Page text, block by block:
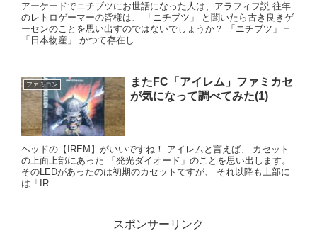
アーケードでニチブツにお世話になった人は、アラフィフ説 往年
のレトロゲーマーの皆様は、 「ニチブツ」 と聞いたら古き良きゲ
ーセンのことを思い出すのではないでしょうか？ 「ニチブツ」＝
「日本物産」 かつて存在し...
ファミコン
またFC「アイレム」ファミカセ
が気になって調べてみた(1)
ヘッドの【IREM】がいいですね！ アイレムと言えば、 カセット
の上面上部にあった 「発光ダイオード」のことを思い出します。
そのLEDがあったのは初期のカセットですが、 それ以降も上部に
は「IR...
スポンサーリンク